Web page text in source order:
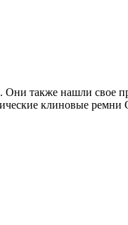
также нашли свое
клиновые